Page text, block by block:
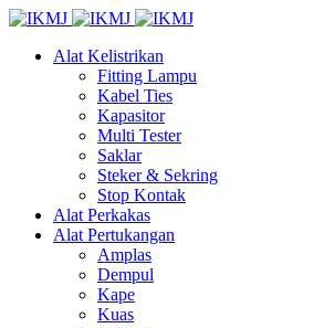
Alat Kelistrikan
Fitting Lampu
Kabel Ties
Kapasitor
Multi Tester
Saklar
Steker & Sekring
Stop Kontak
Alat Perkakas
Alat Pertukangan
Amplas
Dempul
Kape
Kuas